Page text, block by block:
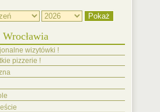
wizytówki !
pizzerie !